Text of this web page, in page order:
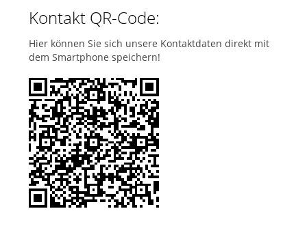
Kontakt QR-Code:
Hier können Sie sich unsere Kontaktdaten direkt mit
dem Smartphone speichern!